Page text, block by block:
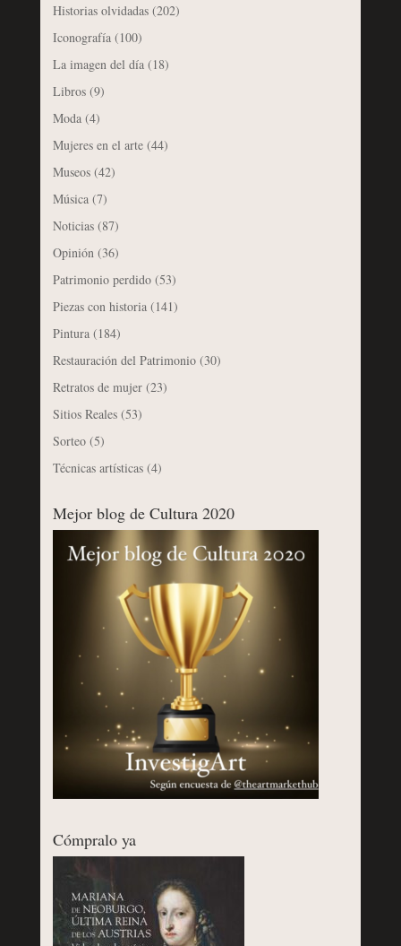
Historias olvidadas(202)
Iconografía(100)
La imagen del día(18)
Libros(9)
Moda(4)
Mujeres en el arte(44)
Museos(42)
Música(7)
Noticias(87)
Opinión (36)
Patrimonio perdido(53)
Piezas con historia(141)
Pintura(184)
Restauración del Patrimonio(30)
Retratos de mujer(23)
Sitios Reales(53)
Sorteo(5)
Técnicas artísticas(4)
Mejor blog de Cultura 2020
Cómpralo ya